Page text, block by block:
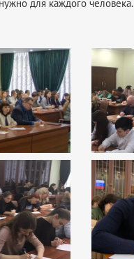
для каждого человека.